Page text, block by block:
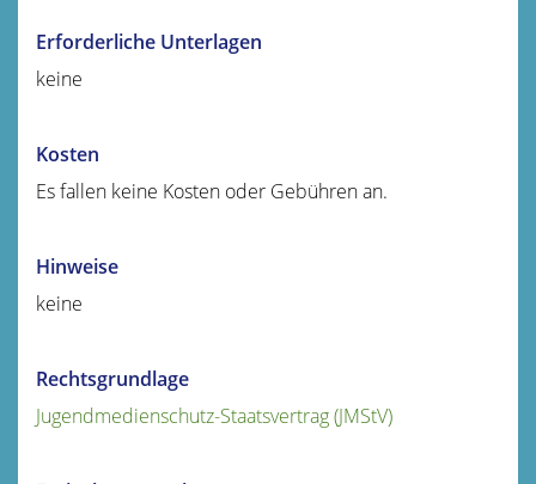
Erforderliche Unterlagen
keine
Kosten
Es fallen keine Kosten oder Gebühren an.
Hinweise
keine
Rechtsgrundlage
Jugendmedienschutz-Staatsvertrag (JMStV)